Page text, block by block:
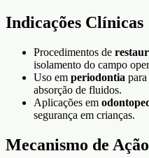
Indicações Clínicas
Procedimentos de
isolamento do campo
Uso em periodontia
absorção de fluidos.
Aplicações em
segurança em crianças.
Mecanismo de